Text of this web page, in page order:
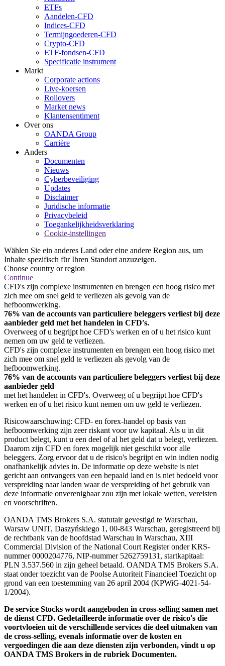
ETFs
Aandelen-CFD
Indices-CFD
Termijngoederen-CFD
Crypto-CFD
ETF-fondsen-CFD
Specificatie instrument
Markt
Corporate actions
Live-koersen
Rollovers
Market news
Klantensentiment
Over ons
OANDA Group
Carrière
Anders
Documenten
Nieuws
Cyberbeveiliging
Updates
Disclaimer
Juridische informatie
Privacybeleid
Toegankelijkheidsverklaring
Cookie-instellingen
Wählen Sie ein anderes Land oder eine andere Region aus, um
Inhalte spezifisch für Ihren Standort anzuzeigen.
Choose country or region
Continue
CFD's zijn complexe instrumenten en brengen een hoog risico met
zich mee om snel geld te verliezen als gevolg van de
hefboomwerking.
76% van de accounts van particuliere beleggers verliest bij deze
aanbieder geld met het handelen in CFD's.
Overweeg of u begrijpt hoe CFD's werken en of u het risico kunt
nemen om uw geld te verliezen.
CFD's zijn complexe instrumenten en brengen een hoog risico met
zich mee om snel geld te verliezen als gevolg van de
hefboomwerking.
76% van de accounts van particuliere beleggers verliest bij deze
aanbieder geld
met het handelen in CFD's. Overweeg of u begrijpt hoe CFD's
werken en of u het risico kunt nemen om uw geld te verliezen.
Risicowaarschuwing: CFD- en forex-handel op basis van
hefboomwerking zijn zeer riskant voor uw kapitaal. Als u in dit
product belegt, kunt u een deel of al het geld dat u belegt, verliezen.
Daarom zijn CFD en forex mogelijk niet geschikt voor alle
beleggers. Zorg ervoor dat u de risico's begrijpt en win indien nodig
onafhankelijk advies in. De informatie op deze website is niet
gericht aan ontvangers van een bepaald land en is niet bedoeld voor
verspreiding naar landen waar de verspreiding of het gebruik van
deze informatie onverenigbaar zou zijn met lokale wetten, vereisten
en voorschriften.
OANDA TMS Brokers S.A. statutair gevestigd te Warschau,
Warsaw UNIT, Daszyńskiego 1, 00-843 Warschau, geregistreerd bij
de rechtbank van de hoofdstad Warschau in Warschau, XIII
Commercial Division of the National Court Register onder KRS-
nummer 0000204776, NIP-nummer 5262759131, startkapitaal:
PLN 3.537.560 in zijn geheel betaald. OANDA TMS Brokers S.A.
staat onder toezicht van de Poolse Autoriteit Financieel Toezicht op
grond van een toestemming van 26 april 2004 (KPWiG-4021-54-
1/2004).
De service Stocks wordt aangeboden in cross-selling samen met
de dienst CFD. Gedetailleerde informatie over de risico's die
voortvloeien uit de verschillende services die deel uitmaken van
de cross-selling, evenals informatie over de kosten en
vergoedingen die aan deze diensten zijn verbonden, vindt u op
OANDA TMS Brokers in de rubriek Documenten.